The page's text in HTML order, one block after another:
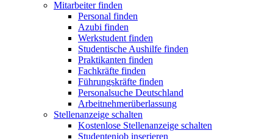
Mitarbeiter finden
Personal finden
Azubi finden
Werkstudent finden
Studentische Aushilfe finden
Praktikanten finden
Fachkräfte finden
Führungskräfte finden
Personalsuche Deutschland
Arbeitnehmerüberlassung
Stellenanzeige schalten
Kostenlose Stellenanzeige schalten
Studentenjob inserieren